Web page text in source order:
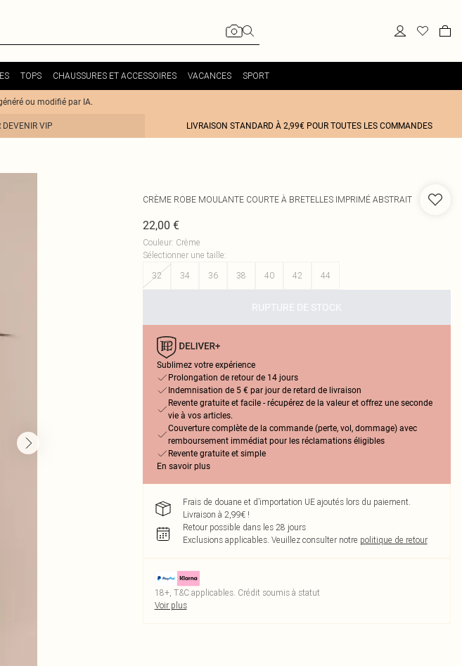
TOPS CHAUSSURES ET ACCESSOIRES VACANCES SPORT
ou modifié par IA.
DEVENIR VIP LIVRAISON STANDARD À 2,99€ POUR TOUTES LES COMMANDES
CRÈME ROBE MOULANTE COURTE À BRETELLES IMPRIMÉ ABSTRAIT
22,00 €
Couleur: Crème
Sélectionner une taille:
32
34 36 38 40 42 44
RUPTURE DE STOCK
Sublimez votre expérience
Prolongation de retour de 14 jours
Indemnisation de 5 € par jour de retard de livraison
Revente gratuite et facile - récupérez de la valeur et offrez une seconde
vie à vos articles.
Couverture complète de la commande (perte, vol, dommage) avec
remboursement immédiat pour les réclamations éligibles
Revente gratuite et simple
En savoir plus
Frais de douane et d’importation UE ajoutés lors du paiement.
Livraison à 2,99€ !
Retour possible dans les 28 jours
Exclusions applicables. Veuillez consulter notre politique de retour
18+, T&C applicables. Crédit soumis à statut
Voir plus